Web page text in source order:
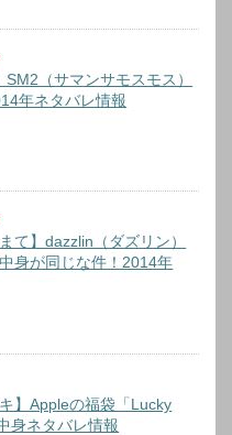
SM2（サマンサモスモス）
年ネタバレ情報
て】dazzlin（ダズリン）
身が同じな件！2014年
キ】Appleの福袋「Lucky
身ネタバレ情報